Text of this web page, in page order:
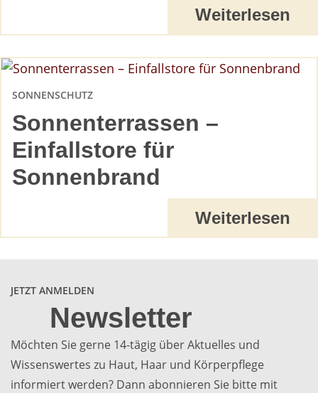
Weiterlesen
Sonnenterrassen –
Einfallstore für
Sonnenbrand
SONNENSCHUTZ
Weiterlesen
JETZT ANMELDEN
Newsletter
Möchten Sie gerne 14-tägig über Aktuelles und
Wissenswertes zu Haut, Haar und Körperpflege
informiert werden? Dann abonnieren Sie bitte mit